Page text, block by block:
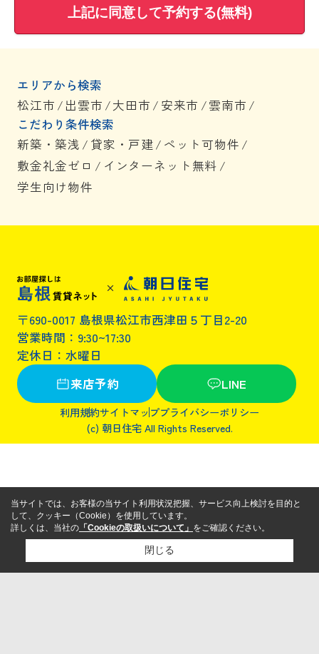
上記に同意して予約する(無料)
エリアから検索
松江市 / 出雲市 /大田市 / 安来市 /雲南市 /
こだわり条件検索
新築・築浅 / 貸家・戸建/ ペット可物件 /
敷金礼金ゼロ / インターネット無料 /
学生向け物件
〒690-0017 島根県松江市西津田５丁目2-20
営業時間：9:30~17:30
定休日：水曜日
来店予約
LINE
利用規約サイトマッププライバシーポリシー
(c) 朝日住宅 All Rights Reserved.
当サイトでは、お客様の当サイト利用状況把握、サービス向上検討を目的と
して、クッキー（Cookie）を使用しています。
詳しくは、当社の 「Cookieの取扱いについて」 をご確認ください。
閉じる